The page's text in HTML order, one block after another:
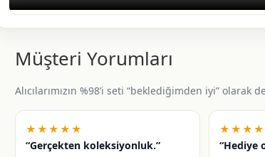
Müşteri Yorumları
Alıcılarımızın %98’i seti “beklediğimden iyi” olarak
★★★★★
“Gerçekten koleksiyonluk.”
“Hediye